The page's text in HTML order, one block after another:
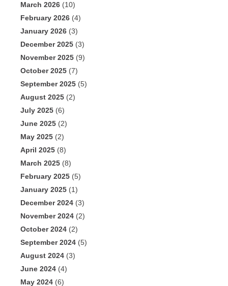
March 2026 (10)
February 2026 (4)
January 2026 (3)
December 2025 (3)
November 2025 (9)
October 2025 (7)
September 2025 (5)
August 2025 (2)
July 2025 (6)
June 2025 (2)
May 2025 (2)
April 2025 (8)
March 2025 (8)
February 2025 (5)
January 2025 (1)
December 2024 (3)
November 2024 (2)
October 2024 (2)
September 2024 (5)
August 2024 (3)
June 2024 (4)
May 2024 (6)